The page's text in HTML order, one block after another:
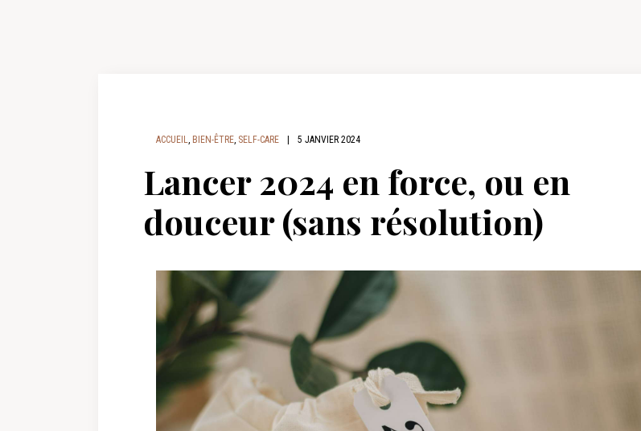
ACCUEIL, BIEN-ÊTRE, SELF-CARE 5 JANVIER 2024
Lancer 2024 en force, ou en
douceur (sans résolution)